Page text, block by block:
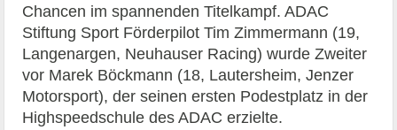
Chancen im spannenden Titelkampf. ADAC
Stiftung Sport Förderpilot Tim Zimmermann (19,
Langenargen, Neuhauser Racing) wurde Zweiter
vor Marek Böckmann (18, Lautersheim, Jenzer
Motorsport), der seinen ersten Podestplatz in der
Highspeedschule des ADAC erzielte.